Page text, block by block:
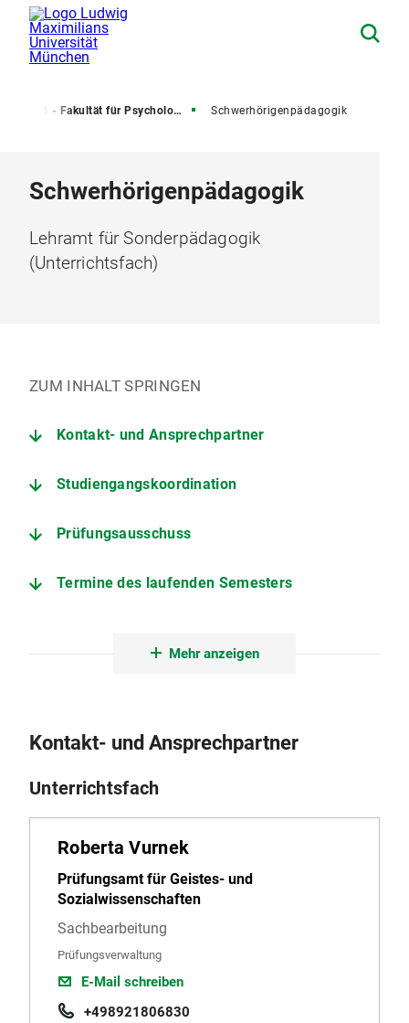
11 - Fakultät für Psychologie und Pädagogik Schwerhörigenpädagogik
Schwerhörigenpädagogik
Lehramt für Sonderpädagogik
(Unterrichtsfach)
ZUM INHALT SPRINGEN
Kontakt- und Ansprechpartner
Studiengangskoordination
Prüfungsausschuss
Termine des laufenden Semesters
Mehr anzeigen
Kontakt- und Ansprechpartner
Unterrichtsfach
Roberta Vurnek
Prüfungsamt für Geistes- und
Sozialwissenschaften
Sachbearbeitung
Prüfungsverwaltung
E-Mail schreiben
+498921806830